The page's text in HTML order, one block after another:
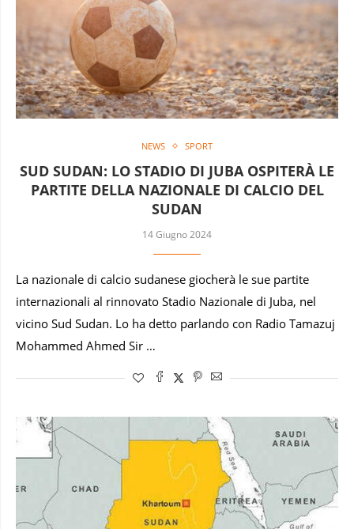
NEWS SPORT
SUD SUDAN: LO STADIO DI JUBA OSPITERÀ LE
PARTITE DELLA NAZIONALE DI CALCIO DEL
SUDAN
14 Giugno 2024
La nazionale di calcio sudanese giocherà le sue partite
internazionali al rinnovato Stadio Nazionale di Juba, nel
vicino Sud Sudan. Lo ha detto parlando con Radio Tamazuj
Mohammed Ahmed Sir …